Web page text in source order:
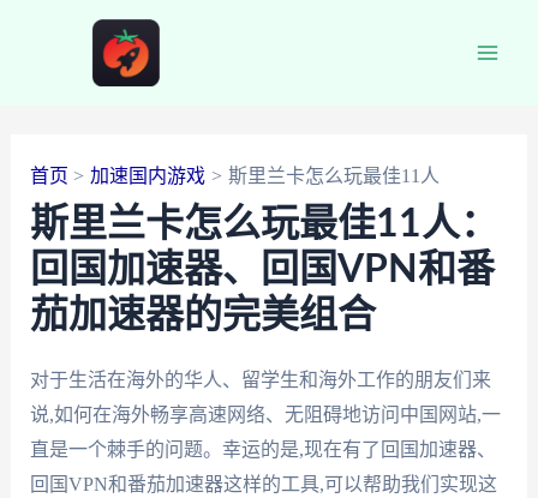
首页 加速国内游戏 斯里兰卡怎么玩最佳11人
斯里兰卡怎么玩最佳11人：
回国加速器、回国VPN和番
茄加速器的完美组合
对于生活在海外的华人、留学生和海外工作的朋友们来
说,如何在海外畅享高速网络、无阻碍地访问中国网站,一
直是一个棘手的问题。幸运的是,现在有了回国加速器、
回国VPN和番茄加速器这样的工具,可以帮助我们实现这